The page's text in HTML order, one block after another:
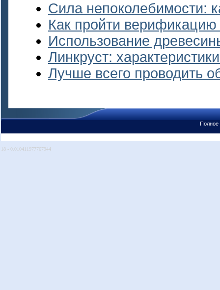
Сила непоколебимости:
Как пройти
Использование
Линкруст:
Лучше всего проводить
Полное
18 - 0.010411977767944